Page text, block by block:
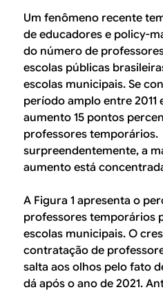
Um fenômeno recente
de educadores e policy-
do número de
escolas públicas
escolas municipais. Se
período amplo entre 2011
aumento 15 pontos
professores
surpreendentemente, a
aumento está
A Figura 1 apresenta o
professores temporários
escolas municipais. O
contratação de
salta aos olhos pelo fato
dá após o ano de 2021.